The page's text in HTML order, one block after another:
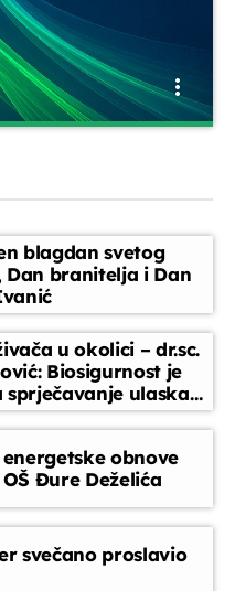
more_vert
hitove između
lagane ritmove,
vaše svakodnevne
close
more_vert
hitove između emisija.
ritmove, domaće i strane
trenutke
blagdan svetog
branitelja i Dan
u okolici – dr.sc.
Biosigurnost je
ulaska
obnove
Đure Deželića
svečano proslavio